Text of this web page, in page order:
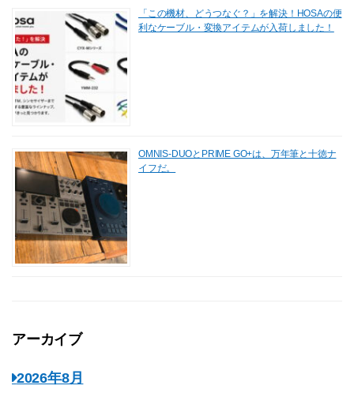
「この機材、どうつなぐ？」を解決！HOSAの便
利なケーブル・変換アイテムが入荷しました！
OMNIS-DUOとPRIME GO+は、万年筆と十徳ナ
イフだ。
アーカイブ
2026年8月